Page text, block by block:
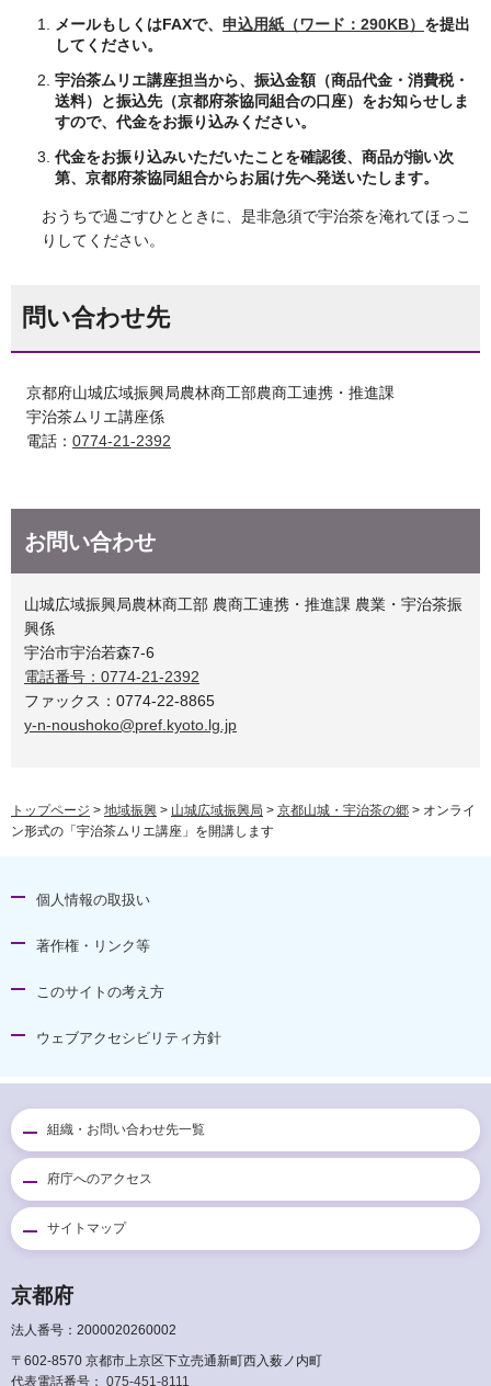
メールもしくはFAXで、 申込用紙（ワード：290KB） を提出
してください。
宇治茶ムリエ講座担当から、振込金額（商品代金・消費税・
送料）と振込先（京都府茶協同組合の口座）をお知らせしま
すので、代金をお振り込みください。
代金をお振り込みいただいたことを確認後、商品が揃い次
第、京都府茶協同組合からお届け先へ発送いたします。
おうちで過ごすひとときに、是非急須で宇治茶を淹れてほっこ
りしてください。
問い合わせ先
京都府山城広域振興局農林商工部農商工連携・推進課
宇治茶ムリエ講座係
電話： 0774-21-2392
お問い合わせ
山城広域振興局農林商工部 農商工連携・推進課 農業・宇治茶振
興係
宇治市宇治若森7-6
電話番号：0774-21-2392
ファックス：0774-22-8865
y-n-noushoko@pref.kyoto.lg.jp
トップページ > 地域振興 > 山城広域振興局 > 京都山城・宇治茶の郷 > オンライ
ン形式の「宇治茶ムリエ講座」を開講します
個人情報の取扱い
著作権・リンク等
このサイトの考え方
ウェブアクセシビリティ方針
組織・お問い合わせ先一覧
府庁へのアクセス
サイトマップ
京都府
法人番号：2000020260002
〒602-8570 京都市上京区下立売通新町西入薮ノ内町
代表電話番号： 075-451-8111